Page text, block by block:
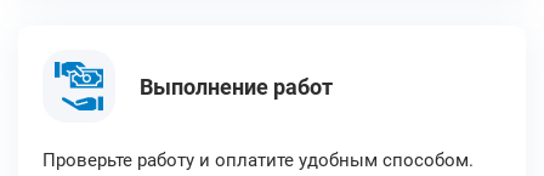
Выполнение работ
Проверьте работу и оплатите удобным способом.